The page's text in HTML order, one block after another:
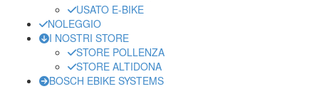
USATO E-BIKE
NOLEGGIO
I NOSTRI STORE
STORE POLLENZA
STORE ALTIDONA
BOSCH EBIKE SYSTEMS